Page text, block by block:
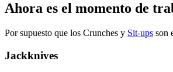
Ahora es el momento de
Por supuesto que los Crunches y Sit-ups son
Jackknives